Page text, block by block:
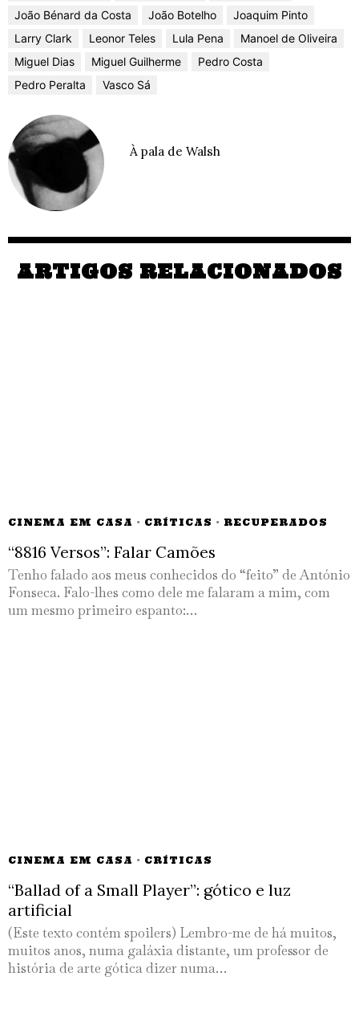
João Bénard da Costa
João Botelho
Joaquim Pinto
Larry Clark
Leonor Teles Lula Pena
Manoel de Oliveira
Miguel Dias
Miguel Guilherme
Pedro Costa
Pedro Peralta
Vasco Sá
À pala de Walsh
ARTIGOS RELACIONADOS
CINEMA EM CASA · CRÍTICAS · RECUPERADOS
“8816 Versos”: Falar Camões
Tenho falado aos meus conhecidos do “feito” de António
Fonseca. Falo-lhes como dele me falaram a mim, com
um mesmo primeiro espanto:…
CINEMA EM CASA · CRÍTICAS
“Ballad of a Small Player”: gótico e luz
artificial
(Este texto contém spoilers) Lembro-me de há muitos,
muitos anos, numa galáxia distante, um professor de
história de arte gótica dizer numa…